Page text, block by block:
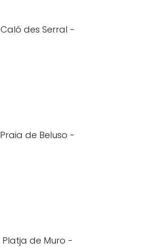
Caló des Serral -
Praia de Beluso -
Platja de Muro -